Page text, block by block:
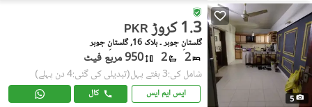
5
PKR 1.3 کروڑ
گلستانِِ جوہر ۔ بلاک 16, گلستانِ جوہر
2
2 950 مربع فیٹ
شامل کی:3 ہفتے پہل (تبدیلی کی گئی:4 دن پہلے)
ایس ایم ایس کال